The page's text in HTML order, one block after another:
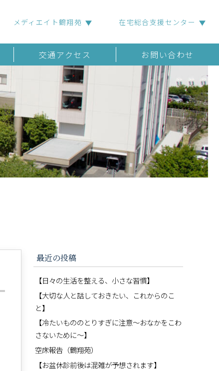
メディエイト鶴翔苑 在宅総合支援センター
交通アクセス お問い合わせ
最近の投稿
【日々の生活を整える、小さな習慣】
【大切な人と話しておきたい、これからのこ
と】
【冷たいもののとりすぎに注意〜おなかをこわ
さないために〜】
空床報告（鶴翔苑）
【お盆休診前後は混雑が予想されます】